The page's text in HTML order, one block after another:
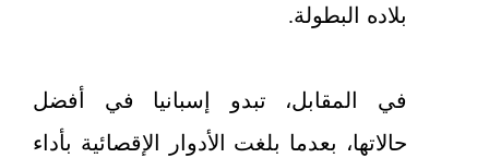
بلاده البطولة.
في المقابل، تبدو إسبانيا في أفضل
حالاتها، بعدما بلغت الأدوار الإقصائية بأداء